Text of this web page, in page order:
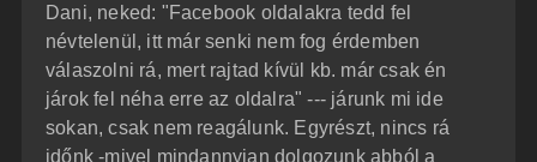
Dani, neked: "Facebook oldalakra tedd fel
névtelenül, itt már senki nem fog érdemben
válaszolni rá, mert rajtad kívül kb. már csak én
járok fel néha erre az oldalra" --- járunk mi ide
sokan, csak nem reagálunk. Egyrészt, nincs rá
időnk -mivel mindannyian dolgozunk abból a